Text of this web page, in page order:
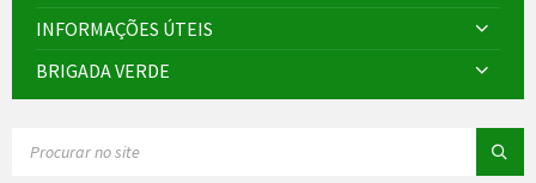
INFORMAÇÕES ÚTEIS
BRIGADA VERDE